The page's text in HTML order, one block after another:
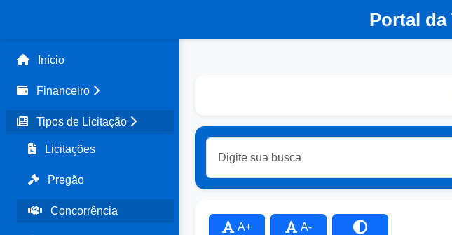
Portal da
Início
Financeiro
Tipos de Licitação
Licitações
Pregão
Concorrência
A+ A-